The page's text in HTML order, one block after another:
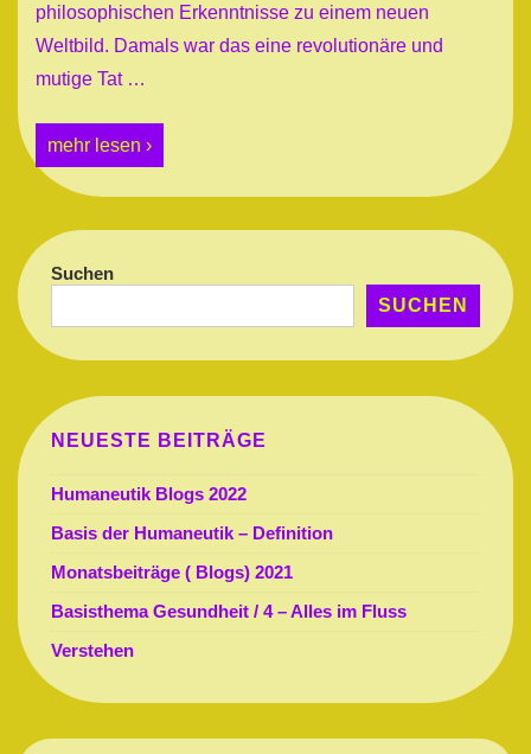
philosophischen Erkenntnisse zu einem neuen
Weltbild. Damals war das eine revolutionäre und
mutige Tat …
Stufenweg
zum
Glück
mehr lesen ›
Suchen
SUCHEN
NEUESTE BEITRÄGE
Humaneutik Blogs 2022
Basis der Humaneutik – Definition
Monatsbeiträge ( Blogs) 2021
Basisthema Gesundheit / 4 – Alles im Fluss
Verstehen